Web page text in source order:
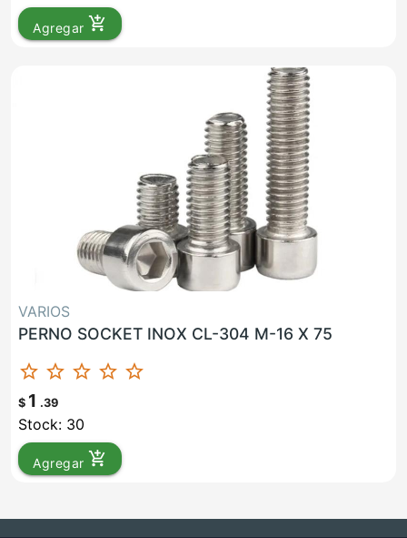
Agregar add_shopping_cart
VARIOS
PERNO SOCKET INOX CL-304 M-16 X 75
star_border star_border star_border star_border star_border
$ 1 .39
Stock: 30
Agregar add_shopping_cart